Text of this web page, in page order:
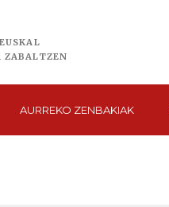
EUSKAL
ZABALTZEN
AURREKO ZENBAKIAK